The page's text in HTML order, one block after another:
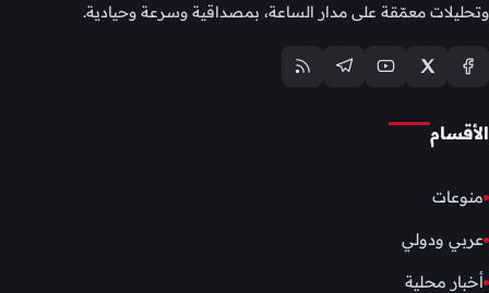
وتحليلات معمّقة على مدار الساعة، بمصداقية وسرعة وحيادية.
الأقسام
منوعات
عربي ودولي
أخبار محلية